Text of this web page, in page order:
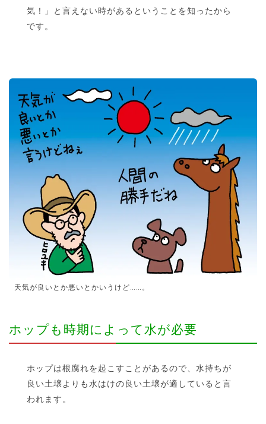
気！」と言えない時があるということを知ったから
です。
天気が良いとか悪いとかいうけど……。
ホップも時期によって水が必要
ホップは根腐れを起こすことがあるので、水持ちが
良い土壌よりも水はけの良い土壌が適していると言
われます。